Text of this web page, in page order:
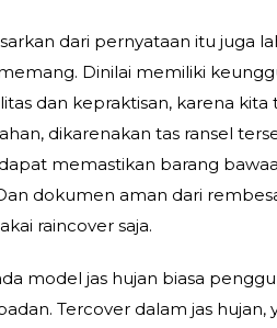
dari pernyataan itu juga
Dinilai memiliki
dan kepraktisan, karena
dikarenakan tas ransel
memastikan barang
dokumen aman dari
raincover saja.
model jas hujan biasa
Tercover dalam jas